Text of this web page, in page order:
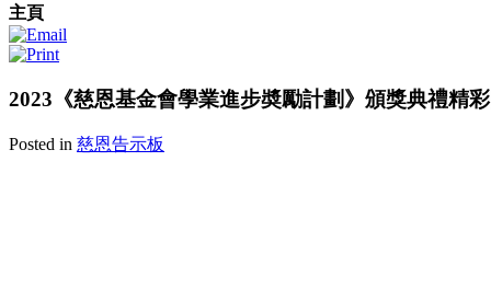
主頁
2023《慈恩基金會學業進步奬勵計劃》頒獎典禮精
Posted in 慈恩告示板